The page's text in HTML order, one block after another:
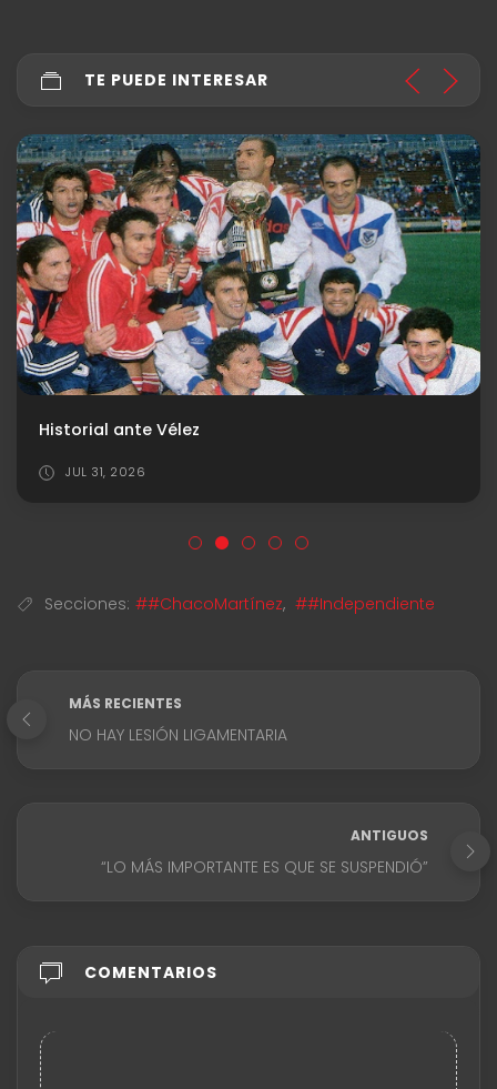
TE PUEDE INTERESAR
Historial ante Vélez
JUL 31, 2026
Secciones: ##ChacoMartínez, ##Independiente
MÁS RECIENTES
NO HAY LESIÓN LIGAMENTARIA
ANTIGUOS
“LO MÁS IMPORTANTE ES QUE SE SUSPENDIÓ”
COMENTARIOS